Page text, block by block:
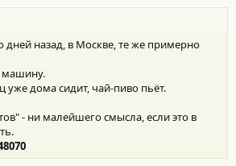
дней назад, в Москве, те же примерно
машину.
уже дома сидит, чай-пиво пьёт.
- ни малейшего смысла, если это в